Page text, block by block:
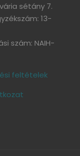
sétány 7.
13-
szám: NAIH-
feltételek